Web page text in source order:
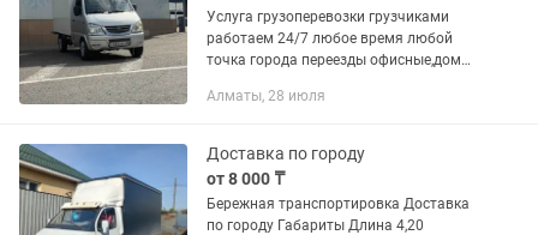
Услуга грузоперевозки грузчиками
работаем 24/7 любое время любой
точка города переезды офисные,дом
и.т.д
Алматы, 28 июля
Доставка по городу
от 8 000 ₸
Бережная транспортировка Доставка
по городу Габариты Длина 4,20